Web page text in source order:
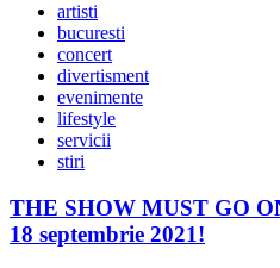
artisti
bucuresti
concert
divertisment
evenimente
lifestyle
servicii
stiri
THE SHOW MUST GO
18 septembrie 2021!